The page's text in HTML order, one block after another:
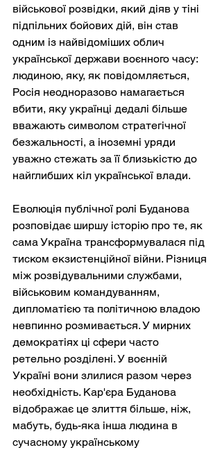
військової розвідки, який діяв у тіні
підпільних бойових дій, він став
одним із найвідоміших облич
української держави воєнного часу:
людиною, яку, як повідомляється,
Росія неодноразово намагається
вбити, яку українці дедалі більше
вважають символом стратегічної
безжальності, а іноземні уряди
уважно стежать за її близькістю до
найглибших кіл української влади.
Еволюція публічної ролі Буданова
розповідає ширшу історію про те, як
сама Україна трансформувалася під
тиском екзистенційної війни. Різниця
між розвідувальними службами,
військовим командуванням,
дипломатією та політичною владою
невпинно розмивається. У мирних
демократіях ці сфери часто
ретельно розділені. У воєнній
Україні вони злилися разом через
необхідність. Кар'єра Буданова
відображає це злиття більше, ніж,
мабуть, будь-яка інша людина в
сучасному українському